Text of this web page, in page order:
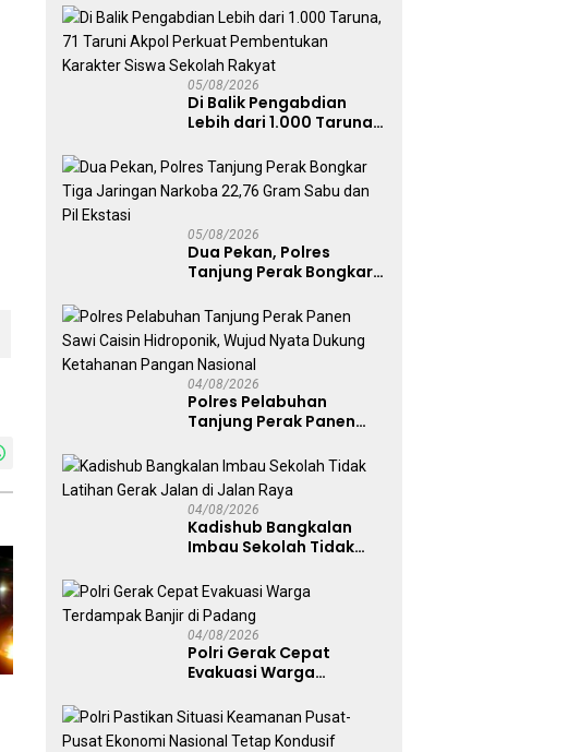
Ruko di Ngagel
05/08/2026
Di Balik Pengabdian
Lebih dari 1.000 Taruna,
Pembentukan Karakter
Siswa Sekolah Rakyat
05/08/2026
Dua Pekan, Polres
Tanjung Perak Bongkar
22,76 Gram Sabu dan Pil
Ekstasi
04/08/2026
Polres Pelabuhan
Tanjung Perak Panen
Wujud Nyata Dukung
Ketahanan Pangan
Nasional
04/08/2026
Kadishub Bangkalan
Imbau Sekolah Tidak
Jalan Raya
04/08/2026
Polri Gerak Cepat
Evakuasi Warga
Padang